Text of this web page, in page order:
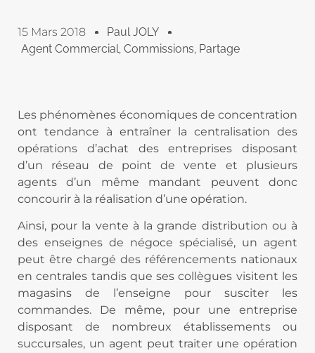
15 Mars 2018
Paul JOLY
Agent Commercial, Commissions, Partage
Les phénomènes économiques de concentration
ont tendance à entraîner la centralisation des
opérations d’achat des entreprises disposant
d’un réseau de point de vente et plusieurs
agents d’un même mandant peuvent donc
concourir à la réalisation d’une opération.
Ainsi, pour la vente à la grande distribution ou à
des enseignes de négoce spécialisé, un agent
peut être chargé des référencements nationaux
en centrales tandis que ses collègues visitent les
magasins de l’enseigne pour susciter les
commandes. De même, pour une entreprise
disposant de nombreux établissements ou
succursales, un agent peut traiter une opération